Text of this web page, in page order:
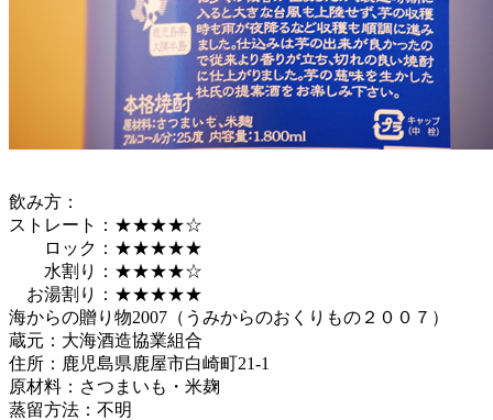
飲み方：
ストレート：★★★★☆
ロック：★★★★★
水割り：★★★★☆
お湯割り：★★★★★
海からの贈り物2007（うみからのおくりもの２００７）
蔵元：大海酒造協業組合
住所：鹿児島県鹿屋市白崎町21-1
原材料：さつまいも・米麹
蒸留方法：不明